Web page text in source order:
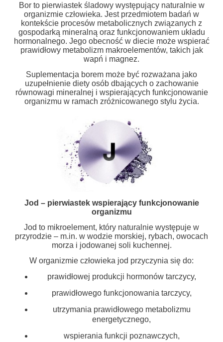
Bor to pierwiastek śladowy występujący naturalnie w
organizmie człowieka. Jest przedmiotem badań w
kontekście procesów metabolicznych związanych z
gospodarką mineralną oraz funkcjonowaniem układu
hormonalnego. Jego obecność w diecie może wspierać
prawidłowy metabolizm makroelementów, takich jak
wapń i magnez.
Suplementacja borem może być rozważana jako
uzupełnienie diety osób dbających o zachowanie
równowagi mineralnej i wspierających funkcjonowanie
organizmu w ramach zróżnicowanego stylu życia.
Jod – pierwiastek wspierający funkcjonowanie
organizmu
Jod to mikroelement, który naturalnie występuje w
przyrodzie – m.in. w wodzie morskiej, rybach, owocach
morza i jodowanej soli kuchennej.
W organizmie człowieka jod przyczynia się do:
prawidłowej produkcji hormonów tarczycy,
prawidłowego funkcjonowania tarczycy,
utrzymania prawidłowego metabolizmu
energetycznego,
wspierania funkcji poznawczych,